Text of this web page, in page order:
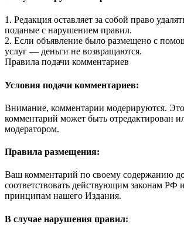
1. Редакция оставляет за собой право
поданые с нарушением правил.
2. Если объявление было размещено с
услуг — деньги не возвращаются.
Правила подачи комментариев
Условия подачи комментариев:
Внимание, комментарии модерируются. Это
комментарий может быть отредактирован
модератором.
Правила размещения:
Ваш комментарий по своему содержанию
соответствовать действующим законам РФ
принципам нашего Издания.
В случае нарушения правил: